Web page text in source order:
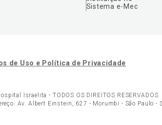
Sistema e-Mec
de Uso e Política de Privacidade
Israelita - TODOS OS DIREITOS RESERVADOS
Av. Albert Einstein, 627 - Morumbi - São Paulo -